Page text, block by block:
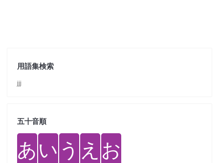
用語集検索
jjj
五十音順
あい う え お